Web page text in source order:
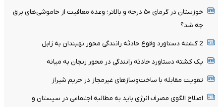
خوزستان در گرمای ۵۰ درجه و بالاتر؛ وعده معافیت از خاموشی‌های برق
چه شد؟
2 کشته دستاورد وقوع حادثه رانندگی محور نهبندان به زابل
یک کشته دستاورد حادثه رانندگی در محور زنجان به میانه
تقویت مقابله با ساخت‌وسازهای غیرمجاز در حریم شیراز
اصلاح الگوی مصرف انرژی باید به مطالبه اجتماعی در سیستان و